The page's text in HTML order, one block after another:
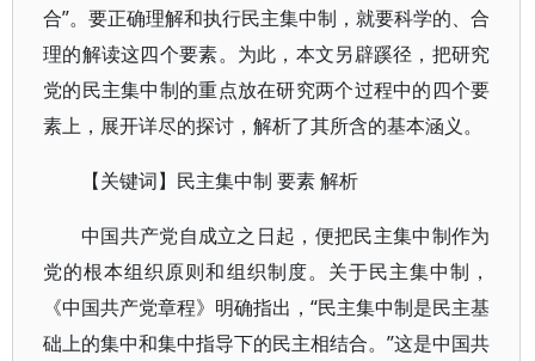
合”。要正确理解和执行民主集中制，就要科学的、合
理的解读这四个要素。为此，本文另辟蹊径，把研究
党的民主集中制的重点放在研究两个过程中的四个要
素上，展开详尽的探讨，解析了其所含的基本涵义。
【关键词】民主集中制 要素 解析
中国共产党自成立之日起，便把民主集中制作为
党的根本组织原则和组织制度。关于民主集中制，
《中国共产党章程》明确指出，“民主集中制是民主基
础上的集中和集中指导下的民主相结合。”这是中国共